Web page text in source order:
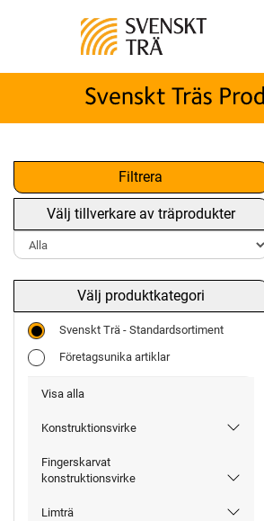
Filtrera
Välj tillverkare av träprodukter
Välj produktkategori
Svenskt Trä - Standardsortiment
Företagsunika artiklar
Visa alla
Konstruktionsvirke
Fingerskarvat
konstruktionsvirke
Limträ